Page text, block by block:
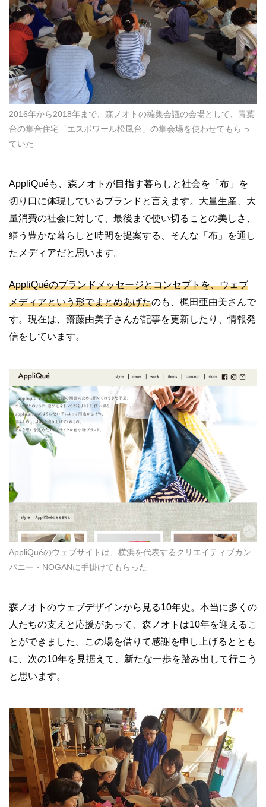
2016年から2018年まで、森ノオトの編集会議の会場として、青葉
台の集合住宅「エスポワール松風台」の集会場を使わせてもらっ
ていた
AppliQuéも、森ノオトが目指す暮らしと社会を「布」を
切り口に体現しているブランドと言えます。大量生産、大
量消費の社会に対して、最後まで使い切ることの美しさ、
繕う豊かな暮らしと時間を提案する、そんな「布」を通し
たメディアだと思います。
AppliQuéのブランドメッセージとコンセプトを、ウェブ
メディアという形でまとめあげたのも、梶田亜由美さんで
す。現在は、齋藤由美子さんが記事を更新したり、情報発
信をしています。
AppliQuéのウェブサイトは、横浜を代表するクリエイティブカン
パニー・NOGANに手掛けてもらった
森ノオトのウェブデザインから見る10年史。本当に多くの
人たちの支えと応援があって、森ノオトは10年を迎えるこ
とができました。この場を借りて感謝を申し上げるととも
に、次の10年を見据えて、新たな一歩を踏み出して行こう
と思います。